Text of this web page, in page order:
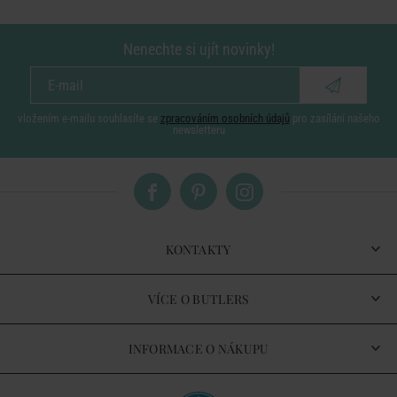
Nenechte si ujít novinky!
vložením e-mailu souhlasíte se zpracováním osobních údajů pro zasílání našeho
newsletteru
KONTAKTY
VÍCE O BUTLERS
INFORMACE O NÁKUPU